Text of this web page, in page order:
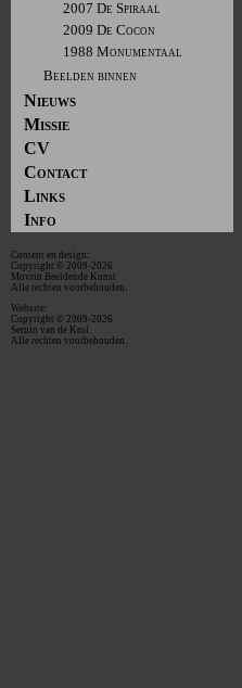
2007 De Spiraal
2009 De Cocon
1988 Monumentaal
Beelden binnen
Nieuws
Missie
CV
Contact
Links
Info
Content en design:
Copyright © 2009-2026
Movrin Beeldende Kunst
Alle rechten voorbehouden.
Website:
Copyright © 2009-2026
Sernin van de Krol
Alle rechten voorbehouden.